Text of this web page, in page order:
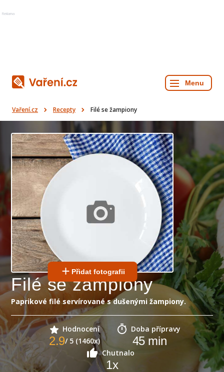
Reklama
Vaření.cz Recepty Filé se žampiony
Přidat fotografii
Filé se žampiony
Paprikové filé servírované s dušenými žampiony.
Hodnocení
2.9/ 5 (1460x)
Doba přípravy
45min
Chutnalo
1x